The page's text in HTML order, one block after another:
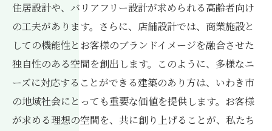
住居設計や、バリアフリー設計が求められる高齢者向け
の工夫があります。さらに、店舗設計では、商業施設と
しての機能性とお客様のブランドイメージを融合させた
独自性のある空間を創出します。このように、多様なニ
ーズに対応することができる建築のあり方は、いわき市
の地域社会にとっても重要な価値を提供します。お客様
が求める理想の空間を、共に創り上げることが、私たち